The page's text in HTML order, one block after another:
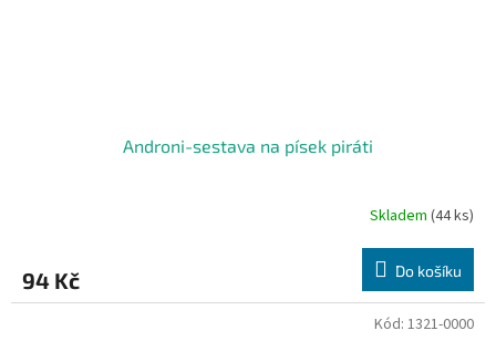
Androni-sestava na písek piráti
Skladem (44 ks)
94 Kč Do košíku
Kód: 1321-0000